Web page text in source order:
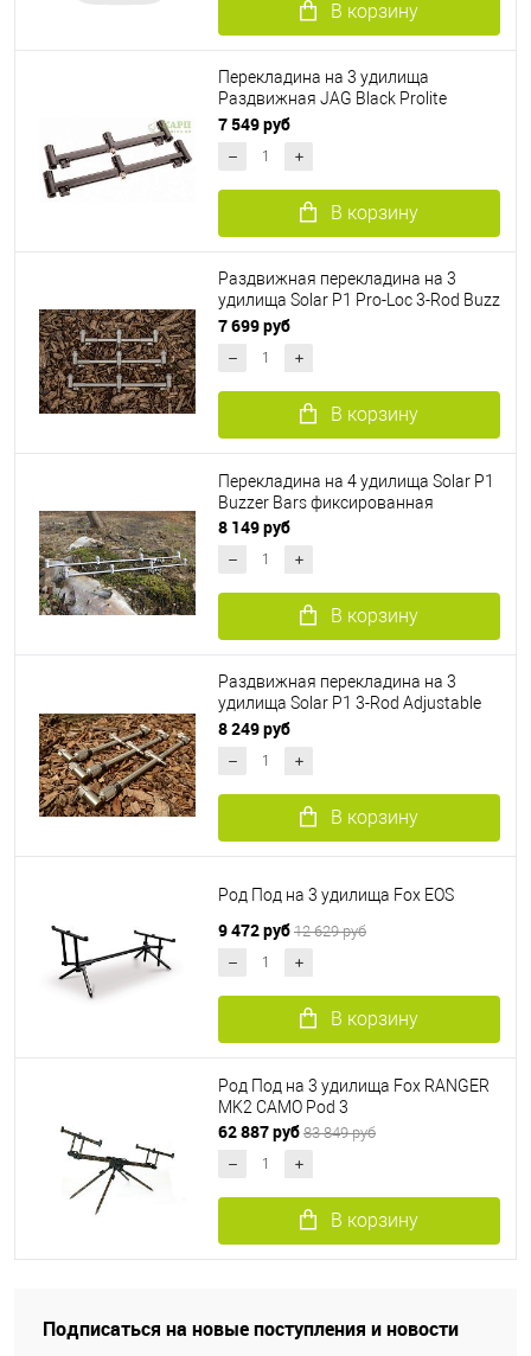
В корзину
Перекладина на 3 удилища
Раздвижная JAG Black Prolite
Buzzbar Adjustable
7 549 руб
В корзину
Раздвижная перекладина на 3
удилища Solar P1 Pro-Loc 3-Rod Buzz
Bar
7 699 руб
В корзину
Перекладина на 4 удилища Solar P1
Buzzer Bars фиксированная
8 149 руб
В корзину
Раздвижная перекладина на 3
удилища Solar P1 3-Rod Adjustable
Buzzer Bar
8 249 руб
В корзину
Род Под на 3 удилища Fox EOS
9 472 руб 12 629 руб
В корзину
Род Под на 3 удилища Fox RANGER
MK2 CAMO Pod 3
62 887 руб 83 849 руб
В корзину
Подписаться на новые поступления и новости